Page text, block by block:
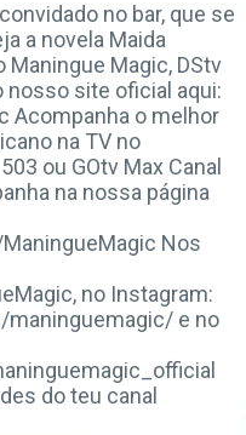
no bar, que se
a novela Maida
Maningue Magic, DStv
nosso site oficial aqui:
Acompanha o melhor
na TV no
ou GOtv Max Canal
na nossa página
Nos
no Instagram:
e no
do teu canal